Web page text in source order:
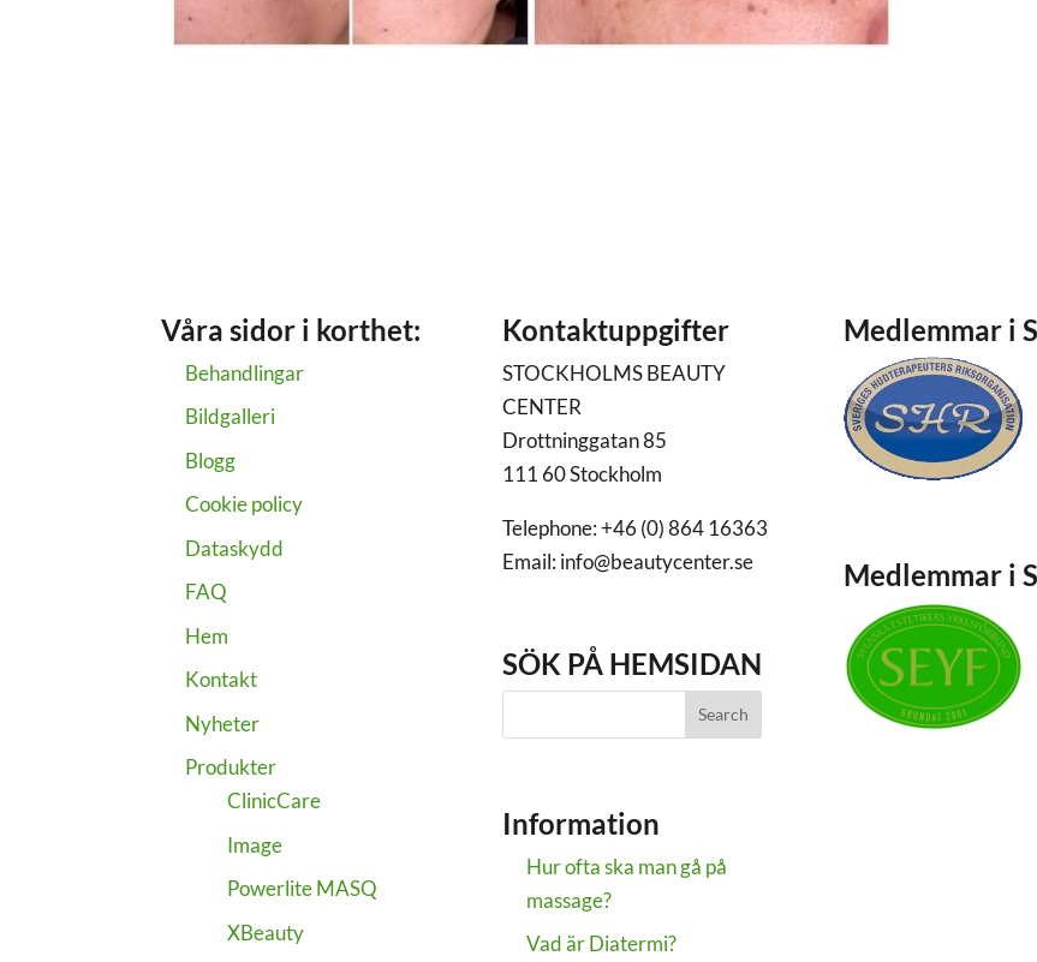
Våra sidor i korthet:
Behandlingar
Bildgalleri
Blogg
Cookie policy
Dataskydd
FAQ
Hem
Kontakt
Nyheter
Produkter
ClinicCare
Image
Powerlite MASQ
XBeauty
Kontaktuppgifter
STOCKHOLMS BEAUTY
CENTER
Drottninggatan 85
111 60 Stockholm
Telephone: +46 (0) 864 16363
Email: info@beautycenter.se
SÖK PÅ HEMSIDAN
Information
Hur ofta ska man gå på
massage?
Vad är Diatermi?
Medlemmar i
Medlemmar i